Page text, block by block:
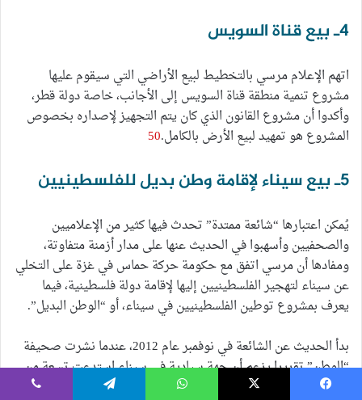
4ـ بيع قناة السويس
اتهم الإعلام مرسي بالتخطيط لبيع الأراضي التي سيقوم عليها
مشروع تنمية منطقة قناة السويس إلى الأجانب، خاصة دولة قطر،
وأكدوا أن مشروع القانون الذي كان يتم التجهيز لإصداره بخصوص
المشروع هو تمهيد لبيع الأرض بالكامل.50
5ـ بيع سيناء لإقامة وطن بديل للفلسطينيين
يُمكن اعتبارها “شائعة ممتدة” تحدث فيها كثير من الإعلاميين
والصحفيين وأسهبوا في الحديث عنها على مدار أزمنة متفاوتة،
ومفادها أن مرسي اتفق مع حكومة حركة حماس في غزة على التخلي
عن سيناء لتهجير الفلسطينيين إليها لإقامة دولة فلسطينية، فيما
يعرف بمشروع توطين الفلسطينيين في سيناء، أو “الوطن البديل”.
بدأ الحديث عن الشائعة في نوفمبر عام 2012، عندما نشرت صحيفة
“الوطن” تقريرا يزعم أن جهة سيادية في سيناء استدعت تسعة من
قادة القبائل والشخصيات النافذة لاستطلاع آرائهم في إقامة مخيمات